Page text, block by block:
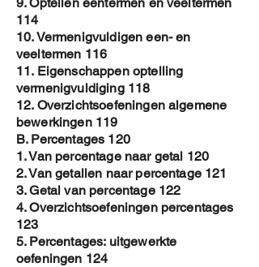
114
10. Vermenigvuldigen een- en
veeltermen 116
11. Eigenschappen optelling
vermenigvuldiging 118
12. Overzichtsoefeningen algemene
bewerkingen 119
B. Percentages 120
1. Van percentage naar getal 120
2. Van getallen naar percentage 121
3. Getal van percentage 122
4. Overzichtsoefeningen percentages
123
5. Percentages: uitgewerkte
oefeningen 124